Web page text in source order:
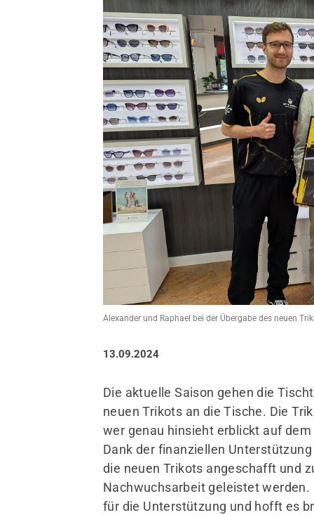
Alexander und Raphael bei der Übergabe des neuen
13.09.2024
Die aktuelle Saison gehen die
neuen Trikots an die Tische. Die
wer genau hinsieht erblickt auf
Dank der finanziellen
die neuen Trikots angeschafft und
Nachwuchsarbeit geleistet
für die Unterstützung und hofft es
Wichtige
Sportangebote finden
Unser Sportangebot
Sportsuche / Übungsplan